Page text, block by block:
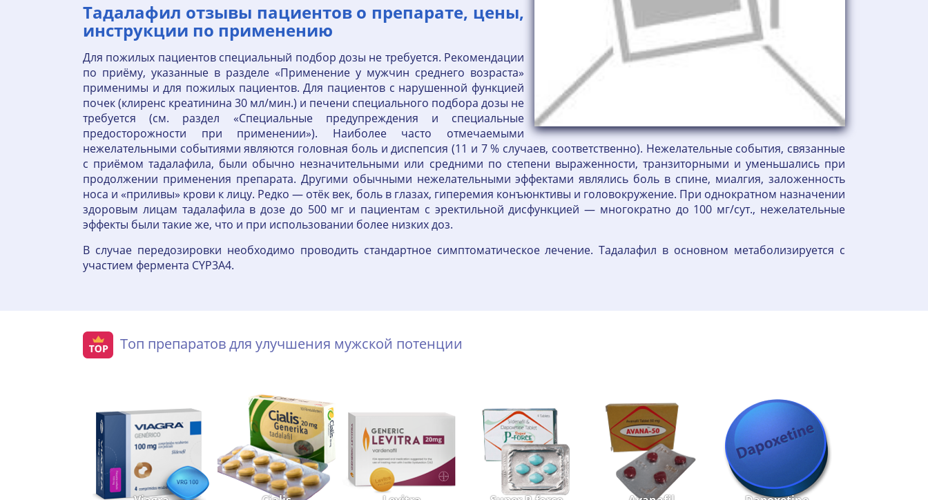
Тадалафил отзывы пациентов о препарате, цены,
инструкции по применению
Для пожилых пациентов специальный подбор дозы не требуется. Рекомендации
по приёму, указанные в разделе «Применение у мужчин среднего возраста»
применимы и для пожилых пациентов. Для пациентов с нарушенной функцией
почек (клиренс креатинина 30 мл/мин.) и печени специального подбора дозы не
требуется (см. раздел «Специальные предупреждения и специальные
предосторожности при применении»). Наиболее часто отмечаемыми
нежелательными событиями являются головная боль и диспепсия (11 и 7 % случаев, соответственно). Нежелательные события, связанные
с приёмом тадалафила, были обычно незначительными или средними по степени выраженности, транзиторными и уменьшались при
продолжении применения препарата. Другими обычными нежелательными эффектами являлись боль в спине, миалгия, заложенность
носа и «приливы» крови к лицу. Редко — отёк век, боль в глазах, гиперемия конъюнктивы и головокружение. При однократном назначении
здоровым лицам тадалафила в дозе до 500 мг и пациентам с эректильной дисфункцией — многократно до 100 мг/сут., нежелательные
эффекты были такие же, что и при использовании более низких доз.
В случае передозировки необходимо проводить стандартное симптоматическое лечение. Тадалафил в основном метаболизируется с
участием фермента CYP3A4.
Топ препаратов для улучшения мужской потенции